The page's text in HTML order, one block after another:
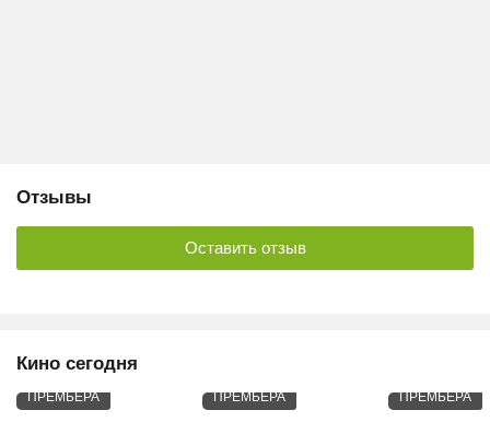
Отзывы
Оставить отзыв
Кино сегодня
ПРЕМЬЕРА ПРЕМЬЕРА ПРЕМЬЕРА